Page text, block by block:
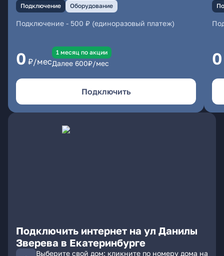
Подключение Оборудование
Подключение - 500 ₽ (единоразовый платеж)
0 ₽/мес
1 месяц по акции
Далее 600₽/мес
Подключить
0
Подключить интернет на ул Данилы
Зверева в Екатеринбурге
Выберите свой дом: кликните по номеру дома на